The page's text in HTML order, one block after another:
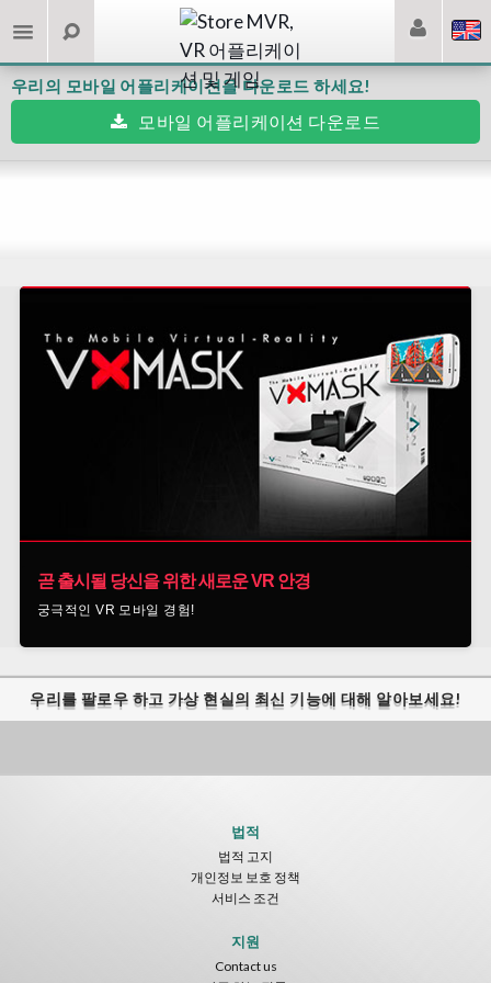
우리의 모바일 어플리케이션을 다운로드 하세요!
모바일 어플리케이션 다운로드
곧 출시될 당신을 위한 새로운 VR 안경
궁극적인 VR 모바일 경험!
우리를 팔로우 하고 가상 현실의 최신 기능에 대해 알아보세요!
법적
법적 고지
개인정보 보호 정책
서비스 조건
지원
Contact us